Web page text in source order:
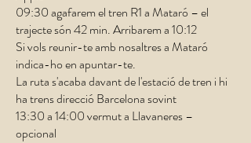
09:30 agafarem el tren R1 a Mataró – el
trajecte són 42 min. Arribarem a 10:12
Si vols reunir-te amb nosaltres a Mataró
indica-ho en apuntar-te.
La ruta s'acaba davant de l'estació de tren i hi
ha trens direcció Barcelona sovint
13:30 a 14:00 vermut a Llavaneres –
opcional